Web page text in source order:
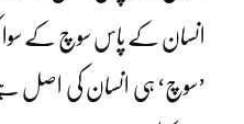
انسان کے پاس سوچ کے سوا
’سوچ‘ ہی انسان کی اصل ہے